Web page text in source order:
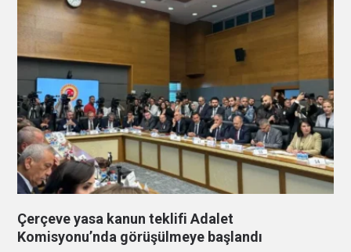
Çerçeve yasa kanun teklifi Adalet
Komisyonu’nda görüşülmeye başlandı